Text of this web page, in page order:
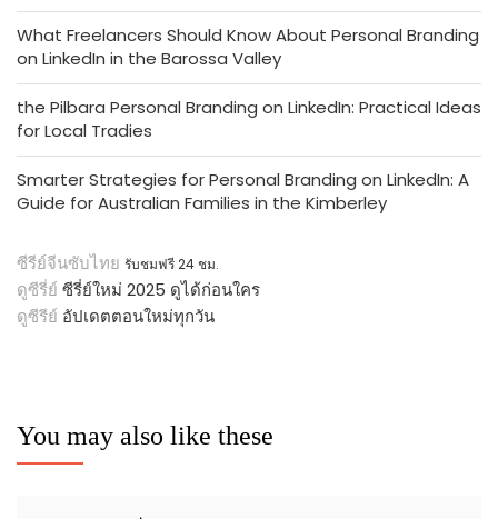
What Freelancers Should Know About Personal Branding
on LinkedIn in the Barossa Valley
the Pilbara Personal Branding on LinkedIn: Practical Ideas
for Local Tradies
Smarter Strategies for Personal Branding on LinkedIn: A
Guide for Australian Families in the Kimberley
ซีรีย์จีนซับไทย รับชมฟรี 24 ชม.
ดูซีรี่ย์ ซีรี่ย์ใหม่ 2025 ดูได้ก่อนใคร
ดูซีรีย์ อัปเดตตอนใหม่ทุกวัน
You may also like these